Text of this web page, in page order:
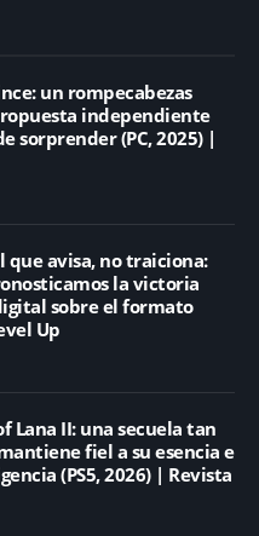
un rompecabezas
independiente
sorprender (PC, 2025) |
que avisa, no traiciona:
la victoria
sobre el formato
Up
Lana II: una secuela tan
fiel a su esencia e
(PS5, 2026) | Revista